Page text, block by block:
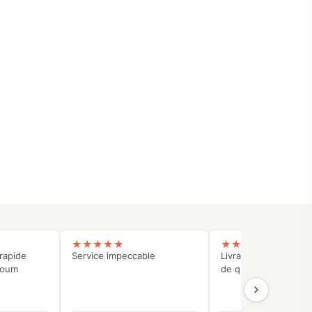
★★★★★
Service impeccable
★★
Livraison rapide et
de qualité